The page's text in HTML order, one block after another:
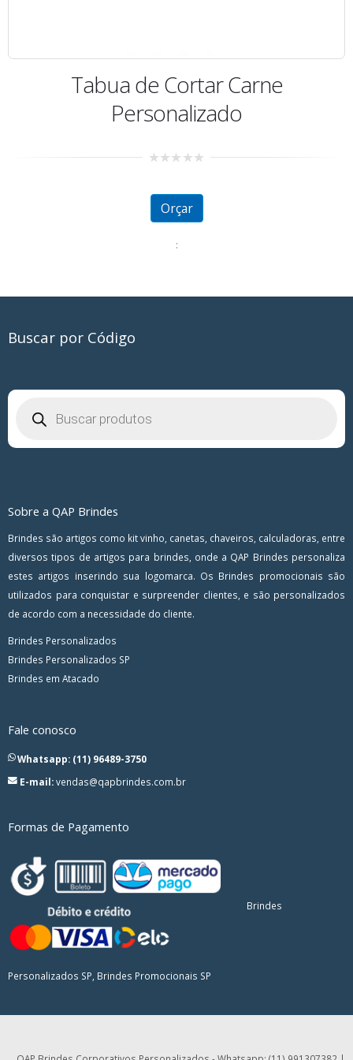
Tabua de Cortar Carne
Personalizado
of
Orçar
:
Buscar por Código
Sobre a QAP Brindes
Brindes são artigos como kit vinho, canetas, chaveiros, calculadoras, entre
diversos tipos de artigos para brindes, onde a QAP Brindes personaliza
estes artigos inserindo sua logomarca. Os Brindes promocionais são
utilizados para conquistar e surpreender clientes, e são personalizados
de acordo com a necessidade do cliente.
Brindes Personalizados
Brindes Personalizados SP
Brindes em Atacado
Fale conosco
Whatsapp: (11) 96489-3750
E-mail:vendas@qapbrindes.com.br
Formas de Pagamento
Brindes
Personalizados SP, Brindes Promocionais SP